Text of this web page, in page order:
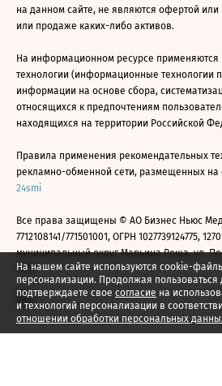
На нашем сайте используются cookie-
персонализации. Продолжая
подтверждаете свое согласие на
и технологий персонализации в
отношении обработки персональных
на данном сайте, не являются офертой
или продаже каких-либо активов.
На информационном ресурсе применяются
технологии (информационные технологии
информации на основе сбора,
относящихся к предпочтениям
находящихся на территории Российской
Правила применения рекомендательных
рекламно-обменной сети, размещенных на
24smi
Все права защищены © АО Бизнес Ньюс
7712108141/771501001, ОГРН 1027739124775,
муниципальный округ Марьина Роща, ул.
2026